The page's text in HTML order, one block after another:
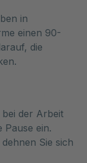
in
einen 90-
die
bei der Arbeit
Pause ein.
Sie sich